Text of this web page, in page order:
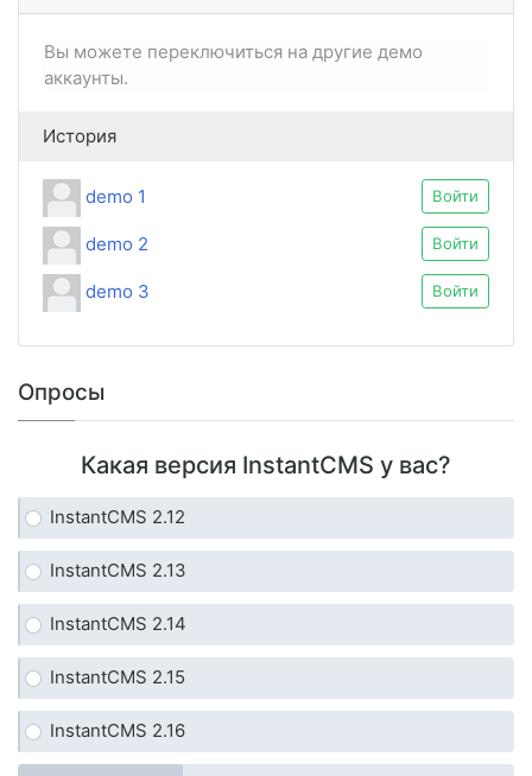
Вы можете переключиться на другие демо
аккаунты.
История
demo 1 Войти
demo 2 Войти
demo 3 Войти
Опросы
Какая версия InstantCMS у вас?
InstantCMS 2.12
InstantCMS 2.13
InstantCMS 2.14
InstantCMS 2.15
InstantCMS 2.16